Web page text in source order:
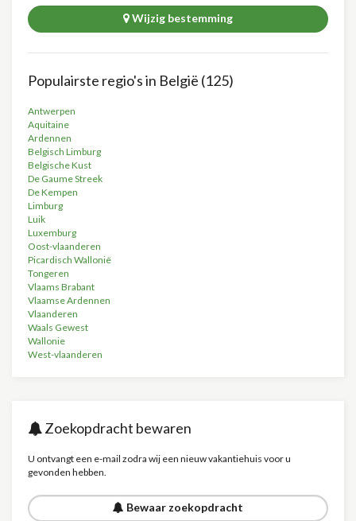
Wijzig bestemming
Populairste regio's in België (125)
Antwerpen
Aquitaine
Ardennen
Belgisch Limburg
Belgische Kust
De Gaume Streek
De Kempen
Limburg
Luik
Luxemburg
Oost-vlaanderen
Picardisch Wallonië
Tongeren
Vlaams Brabant
Vlaamse Ardennen
Vlaanderen
Waals Gewest
Wallonie
West-vlaanderen
Zoekopdracht bewaren
U ontvangt een e-mail zodra wij een nieuw vakantiehuis voor u
gevonden hebben.
Bewaar zoekopdracht